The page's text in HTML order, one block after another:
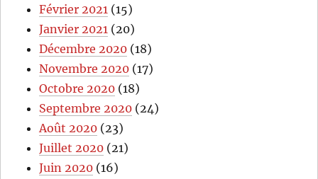
Février 2021 (15)
Janvier 2021 (20)
Décembre 2020 (18)
Novembre 2020 (17)
Octobre 2020 (18)
Septembre 2020 (24)
Août 2020 (23)
Juillet 2020 (21)
Juin 2020 (16)